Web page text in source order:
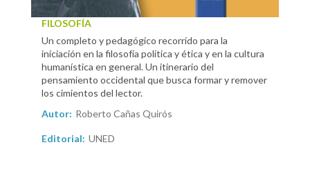
FILOSOFÍA
Un completo y pedagógico recorrido para la
iniciación en la filosofía política y ética y en la cultura
humanística en general. Un itinerario del
pensamiento occidental que busca formar y remover
los cimientos del lector.
Autor: Roberto Cañas Quirós
Editorial: UNED